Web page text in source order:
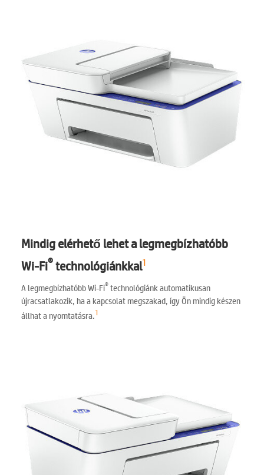
Mindig elérhető lehet a legmegbízhatóbb
Wi-Fi®technológiánkkal1
A legmegbízhatóbb Wi-Fi®technológiánk automatikusan
újracsatlakozik, ha a kapcsolat megszakad, így Ön mindig készen
állhat a nyomtatásra.1